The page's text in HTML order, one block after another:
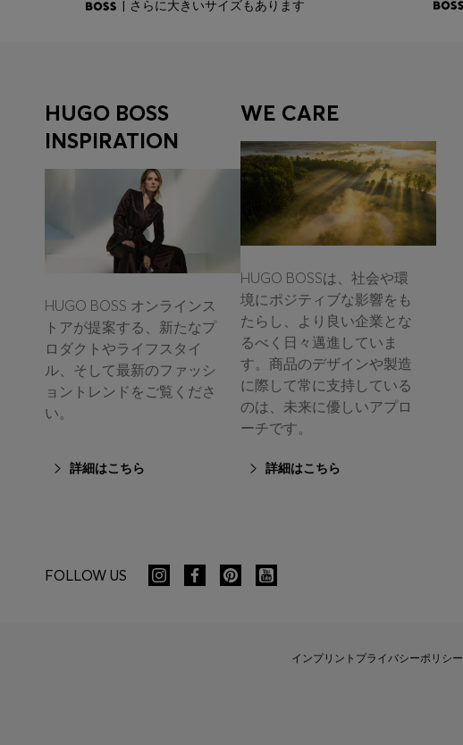
| さらに大きいサイズもあります
HUGO BOSS
INSPIRATION
HUGO BOSS オンラインス
トアが提案する、新たなプ
ロダクトやライフスタイ
ル、そして最新のファッシ
ョントレンドをご覧くださ
い。
詳細はこちら
WE CARE
HUGO BOSSは、社会や環
境にポジティブな影響をも
たらし、より良い企業とな
るべく日々邁進していま
す。商品のデザインや製造
に際して常に支持している
のは、未来に優しいアプロ
ーチです。
詳細はこちら
FOLLOW US
インプリント プライバシーポリシー